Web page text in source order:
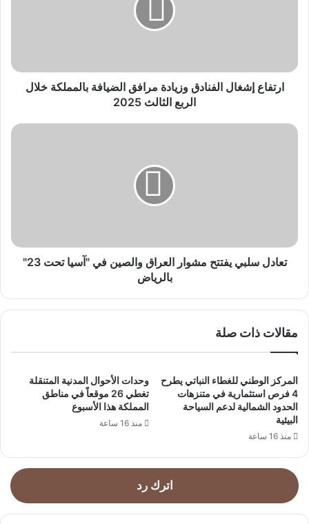
الربع
الثالثارتفاع إشغال الفنادق وزيادة مرافق الضيافة بالمملكة خلال
الربع الثالث 2025
تعادل
تحت
23"
تعادل سلبي يفتتح مشوار العراق والصين في "آسيا تحت 23"
بالرياض
مقالات ذات صلة
المركز الوطني للغطاء النباتي يطرح
4 فرص استثمارية في متنزهات
الحدود الشمالية لدعم السياحة
البيئية
منذ 16 ساعة
وحدات الأحوال المدنية المتنقلة
تغطي 26 موقعاً في مناطق
المملكة هذا الأسبوع
منذ 16 ساعة
اترك رد